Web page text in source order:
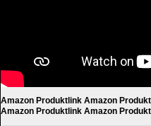
Amazon Produktlink Amazon
Amazon Produktlink Amazon